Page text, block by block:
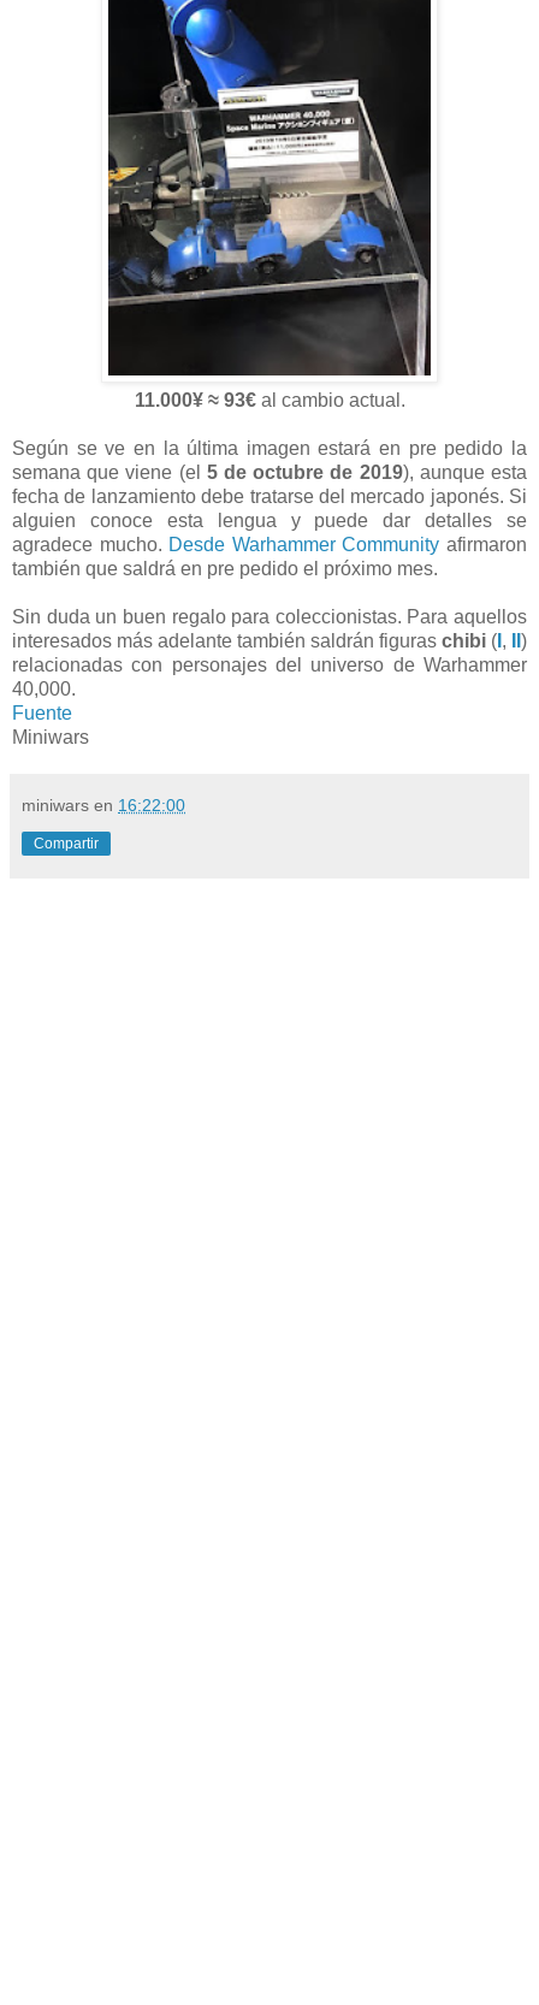
11.000¥ ≈ 93€ al cambio actual.
Según se ve en la última imagen estará en pre pedido la
semana que viene (el 5 de octubre de 2019), aunque esta
fecha de lanzamiento debe tratarse del mercado japonés. Si
alguien conoce esta lengua y puede dar detalles se
agradece mucho. Desde Warhammer Community afirmaron
también que saldrá en pre pedido el próximo mes.
Sin duda un buen regalo para coleccionistas. Para aquellos
interesados más adelante también saldrán figuras chibi ( ,
)
relacionadas con personajes del universo de Warhammer
40,000.
Fuente
Miniwars
miniwars en 16:22:00
Compartir